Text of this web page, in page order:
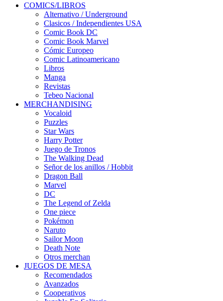
COMICS/LIBROS
Alternativo / Underground
Clasicos / Independientes USA
Comic Book DC
Comic Book Marvel
Cómic Europeo
Comic Latinoamericano
Libros
Manga
Revistas
Tebeo Nacional
MERCHANDISING
Vocaloid
Puzzles
Star Wars
Harry Potter
Juego de Tronos
The Walking Dead
Señor de los anillos / Hobbit
Dragon Ball
Marvel
DC
The Legend of Zelda
One piece
Pokémon
Naruto
Sailor Moon
Death Note
Otros merchan
JUEGOS DE MESA
Recomendados
Avanzados
Cooperativos